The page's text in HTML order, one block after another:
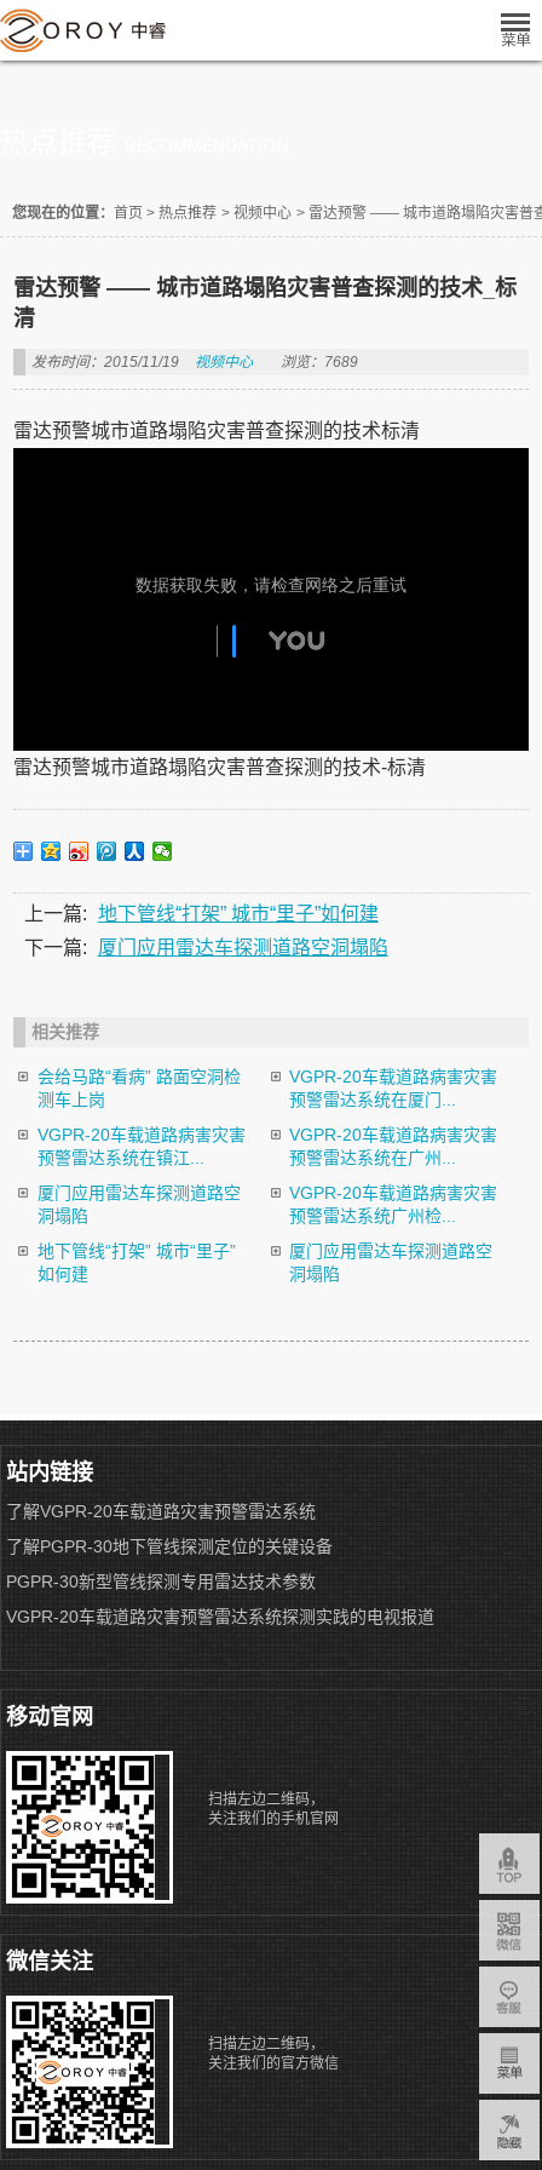
您现在的位置： 首页 > 热点推荐 > 视频中心 > 雷达预警 —— 城市道路塌陷灾害普
雷达预警 —— 城市道路塌陷灾害普查探测的技术_标
清
发布时间：2015/11/19 视频中心 浏览：7689
雷达预警城市道路塌陷灾害普查探测的技术标清
雷达预警城市道路塌陷灾害普查探测的技术-标清
上一篇: 地下管线“打架” 城市“里子”如何建
下一篇:
厦门应用雷达车探测道路空洞塌陷
相关推荐
会给马路“看病” 路面空洞检
测车上岗
VGPR-20车载道路病害灾害
预警雷达系统在厦门...
VGPR-20车载道路病害灾害
预警雷达系统在镇江...
VGPR-20车载道路病害灾害
预警雷达系统在广州...
厦门应用雷达车探测道路空
洞塌陷
VGPR-20车载道路病害灾害
预警雷达系统广州检...
地下管线“打架” 城市“里子”
如何建
厦门应用雷达车探测道路空
洞塌陷
站内链接
了解VGPR-20车载道路灾害预警雷达系统
了解PGPR-30地下管线探测定位的关键设备
PGPR-30新型管线探测专用雷达技术参数
VGPR-20车载道路灾害预警雷达系统探测实践的电视报道
移动官网
扫描左边二维码，
关注我们的手机官网
微信关注
扫描左边二维码，
关注我们的官方微信